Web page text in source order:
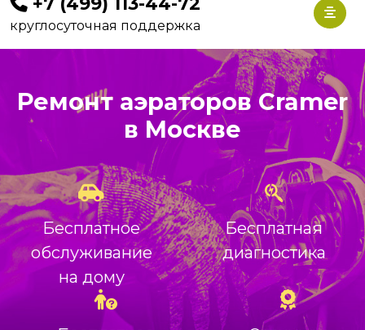
круглосуточная поддержка
Ремонт аэраторов Cramer
в Москве
Бесплатное
обслуживание
на дому
Бесплатная
диагностика